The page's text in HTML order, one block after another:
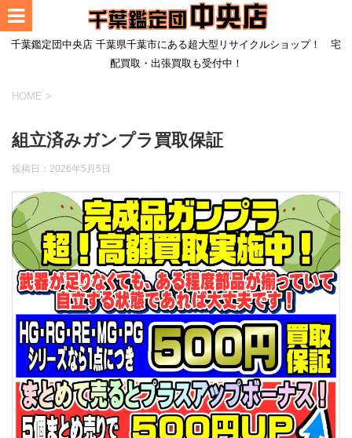
千葉鑑定団中央店 千葉県千葉市にある超大型リサイクルショップ！ 宅
配買取・出張買取も受付中！
HOME >
組立済みガンプラ買取保証
投稿日： 2026年5月5日